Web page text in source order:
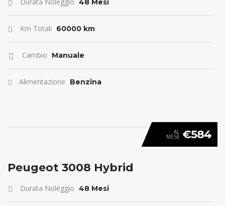
Km Totali 60000 km
Cambio Manuale
Alimentazione Benzina
ANTICIPO 0
AL
MESE €584
Peugeot 3008 Hybrid
Durata Noleggio 48 Mesi